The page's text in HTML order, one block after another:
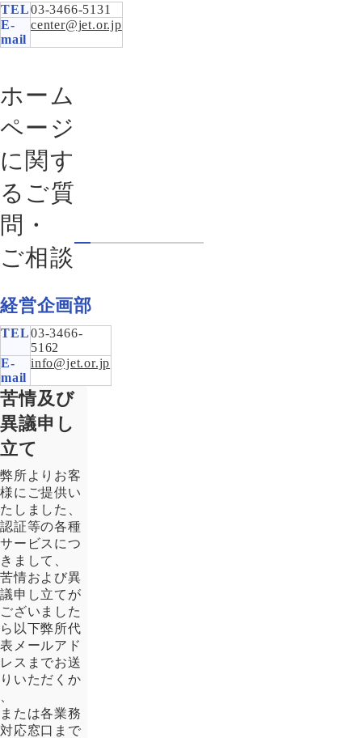
TEL03-3466-5131
E-
mail
center@jet.or.jp
ホーム
ページ
に関す
るご質
問・
ご相談
経営企画部
TEL03-3466-
5162
E-
mail
info@jet.or.jp
苦情及び
異議申し
立て
弊所よりお客
様にご提供い
たしました、
認証等の各種
サービスにつ
きまして、
苦情および異
議申し立てが
ございました
ら以下弊所代
表メールアド
レスまでお送
りいただくか
または各業務
対応窓口まで